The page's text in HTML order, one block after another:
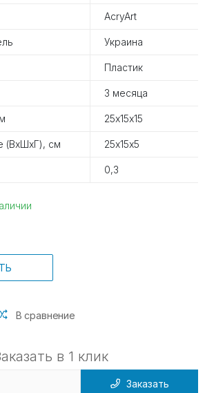
AcryArt
Украина
Пластик
3 месяца
25х15х15
(ВхШхГ), см 25х15х5
0,3
В сравнение
в 1 клик
Заказать